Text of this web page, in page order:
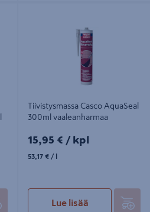
Tiivistysmassa Casco AquaSeal
300ml vaaleanharmaa
15,95€/kpl
15,95 € / kpl
53,17 € / l
Lue lisää